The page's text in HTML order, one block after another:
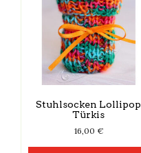
Stuhlsocken Lollipop
Türkis
16,00 €